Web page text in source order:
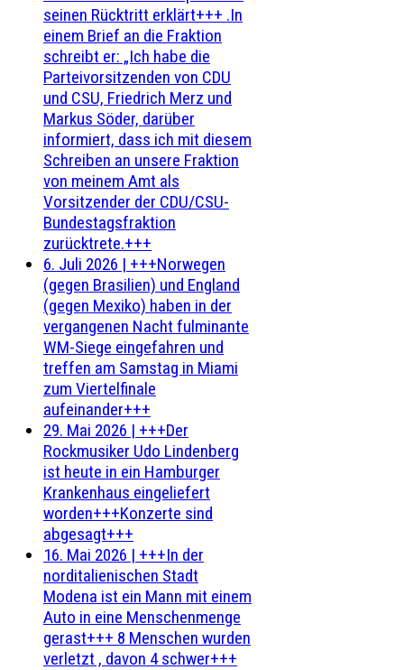
seinen Rücktritt erklärt+++ .In
einem Brief an die Fraktion
schreibt er: „Ich habe die
Parteivorsitzenden von CDU
und CSU, Friedrich Merz und
Markus Söder, darüber
informiert, dass ich mit diesem
Schreiben an unsere Fraktion
von meinem Amt als
Vorsitzender der CDU/CSU-
Bundestagsfraktion
zurücktrete.+++
6. Juli 2026 | +++Norwegen
(gegen Brasilien) und England
(gegen Mexiko) haben in der
vergangenen Nacht fulminante
WM-Siege eingefahren und
treffen am Samstag in Miami
zum Viertelfinale
aufeinander+++
29. Mai 2026 | +++Der
Rockmusiker Udo Lindenberg
ist heute in ein Hamburger
Krankenhaus eingeliefert
worden+++Konzerte sind
abgesagt+++
16. Mai 2026 | +++In der
norditalienischen Stadt
Modena ist ein Mann mit einem
Auto in eine Menschenmenge
gerast+++ 8 Menschen wurden
verletzt , davon 4 schwer+++